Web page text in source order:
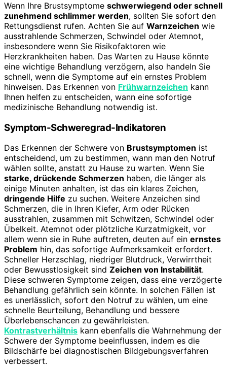
Wenn Ihre Brustsymptome schwerwiegend oder schnell
zunehmend schlimmer werden, sollten Sie sofort den
Rettungsdienst rufen. Achten Sie auf Warnzeichen wie
ausstrahlende Schmerzen, Schwindel oder Atemnot,
insbesondere wenn Sie Risikofaktoren wie
Herzkrankheiten haben. Das Warten zu Hause könnte
eine wichtige Behandlung verzögern, also handeln Sie
schnell, wenn die Symptome auf ein ernstes Problem
hinweisen. Das Erkennen von Frühwarnzeichen kann
Ihnen helfen zu entscheiden, wann eine sofortige
medizinische Behandlung notwendig ist.
Symptom-Schweregrad-Indikatoren
Das Erkennen der Schwere von Brustsymptomen ist
entscheidend, um zu bestimmen, wann man den Notruf
wählen sollte, anstatt zu Hause zu warten. Wenn Sie
starke, drückende Schmerzen haben, die länger als
einige Minuten anhalten, ist das ein klares Zeichen,
dringende Hilfe zu suchen. Weitere Anzeichen sind
Schmerzen, die in Ihren Kiefer, Arm oder Rücken
ausstrahlen, zusammen mit Schwitzen, Schwindel oder
Übelkeit. Atemnot oder plötzliche Kurzatmigkeit, vor
allem wenn sie in Ruhe auftreten, deuten auf ein ernstes
Problem hin, das sofortige Aufmerksamkeit erfordert.
Schneller Herzschlag, niedriger Blutdruck, Verwirrtheit
oder Bewusstlosigkeit sind Zeichen von Instabilität.
Diese schweren Symptome zeigen, dass eine verzögerte
Behandlung gefährlich sein könnte. In solchen Fällen ist
es unerlässlich, sofort den Notruf zu wählen, um eine
schnelle Beurteilung, Behandlung und bessere
Überlebenschancen zu gewährleisten.
Kontrastverhältnis kann ebenfalls die Wahrnehmung der
Schwere der Symptome beeinflussen, indem es die
Bildschärfe bei diagnostischen Bildgebungsverfahren
verbessert.